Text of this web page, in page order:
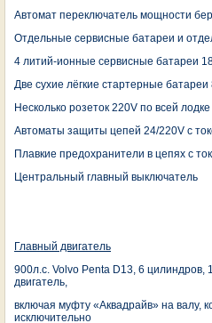
Автомат переключатель мощности
Отдельные сервисные батареи и
4 литий-ионные сервисные батареи
Две сухие лёгкие стартерные
Несколько розеток 220V по всей лодке
Автоматы защиты цепей 24/220V с
Плавкие предохранители в цепях с
Центральный главный выключатель
Главный двигатель
900л.с. Volvo Penta D13, 6 цилиндров,
двигатель,
включая муфту «Аквадрайв» на валу,
исключительно